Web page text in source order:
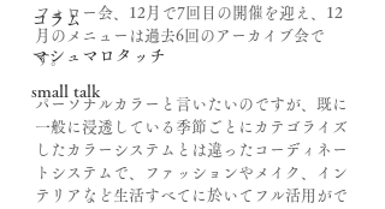
コラム
マシュマロタッチ
small talk
フォロー会、12月で7回目の開催を迎え、12
月のメニューは過去6回のアーカイブ会で
す。
パーソナルカラーと言いたいのですが、既に
一般に浸透している季節ごとにカテゴライズ
したカラーシステムとは違ったコーディネー
トシステムで、ファッションやメイク、イン
テリアなど生活すべてに於いてフル活用がで